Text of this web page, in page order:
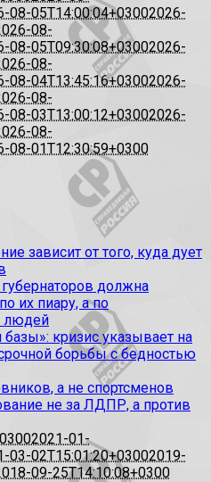
08-05T14:00:04+03002026-
08-
08-05T09:30:08+03002026-
08-
08-04T13:45:16+03002026-
08-
08-03T13:00:12+03002026-
08-
08-01T12:30:59+0300
зависит от того, куда дует
должна
их пиару, а по
людей
кризис указывает на
борьбы с бедностью
а не спортсменов
не за ЛДПР, а против
2021-01-
03-02T15:01:20+03002019-
09-25T14:10:08+0300